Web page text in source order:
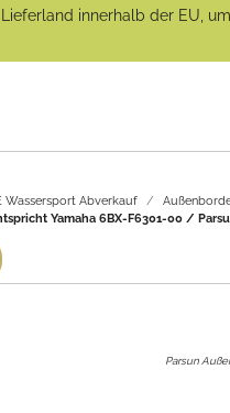
innerhalb der EU,
Wassersport Abverkauf
Yamaha 6BX-F6301-00 /
Parsun